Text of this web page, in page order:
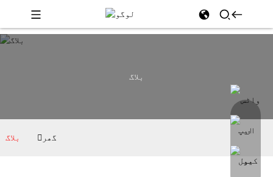
بلاگ
گھر بلاگ